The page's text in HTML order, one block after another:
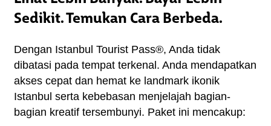
Sedikit. Temukan Cara Berbeda.
Dengan Istanbul Tourist Pass®, Anda tidak
dibatasi pada tempat terkenal. Anda mendapatkan
akses cepat dan hemat ke landmark ikonik
Istanbul serta kebebasan menjelajah bagian-
bagian kreatif tersembunyi. Paket ini mencakup: